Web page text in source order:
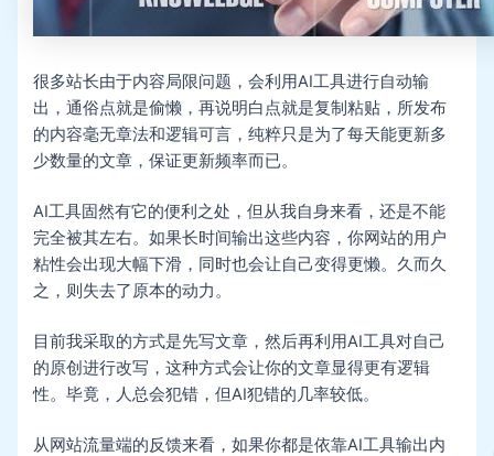
很多站长由于内容局限问题，会利用AI工具进行自动输
出，通俗点就是偷懒，再说明白点就是复制粘贴，所发布
的内容毫无章法和逻辑可言，纯粹只是为了每天能更新多
少数量的文章，保证更新频率而已。
AI工具固然有它的便利之处，但从我自身来看，还是不能
完全被其左右。如果长时间输出这些内容，你网站的用户
粘性会出现大幅下滑，同时也会让自己变得更懒。久而久
之，则失去了原本的动力。
目前我采取的方式是先写文章，然后再利用AI工具对自己
的原创进行改写，这种方式会让你的文章显得更有逻辑
性。毕竟，人总会犯错，但AI犯错的几率较低。
从网站流量端的反馈来看，如果你都是依靠AI工具输出内